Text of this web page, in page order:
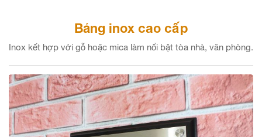
Bảng inox cao cấp
Inox kết hợp với gỗ hoặc mica làm nổi bật tòa nhà, văn phòng.